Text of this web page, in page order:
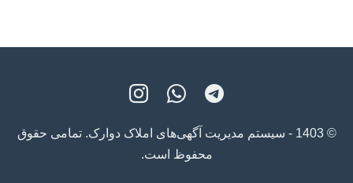
© 1403 - سیستم مدیریت آگهی‌های املاک دوارک. تمامی حقوق
محفوظ است.